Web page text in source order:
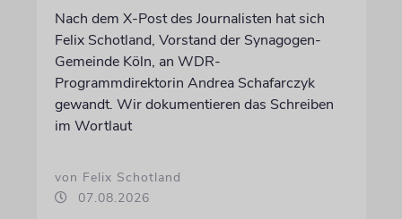
Nach dem X-Post des Journalisten hat sich
Felix Schotland, Vorstand der Synagogen-
Gemeinde Köln, an WDR-
Programmdirektorin Andrea Schafarczyk
gewandt. Wir dokumentieren das Schreiben
im Wortlaut
von Felix Schotland
07.08.2026